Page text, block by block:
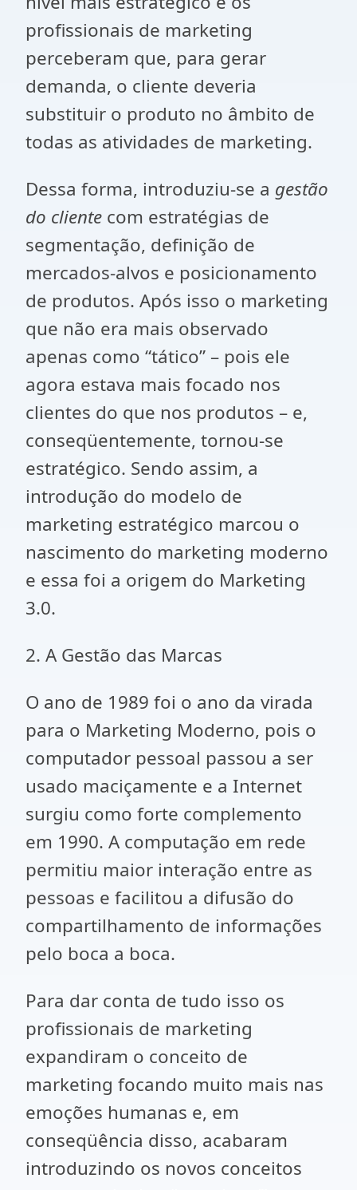
profissionais de marketing
perceberam que, para gerar
demanda, o cliente deveria
substituir o produto no âmbito de
todas as atividades de marketing.
Dessa forma, introduziu-se a gestão
do cliente com estratégias de
segmentação, definição de
mercados-alvos e posicionamento
de produtos. Após isso o marketing
que não era mais observado
apenas como “tático” – pois ele
agora estava mais focado nos
clientes do que nos produtos – e,
conseqüentemente, tornou-se
estratégico. Sendo assim, a
introdução do modelo de
marketing estratégico marcou o
nascimento do marketing moderno
e essa foi a origem do Marketing
3.0.
2. A Gestão das Marcas
O ano de 1989 foi o ano da virada
para o Marketing Moderno, pois o
computador pessoal passou a ser
usado maciçamente e a Internet
surgiu como forte complemento
em 1990. A computação em rede
permitiu maior interação entre as
pessoas e facilitou a difusão do
compartilhamento de informações
pelo boca a boca.
Para dar conta de tudo isso os
profissionais de marketing
expandiram o conceito de
marketing focando muito mais nas
emoções humanas e, em
conseqüência disso, acabaram
introduzindo os novos conceitos